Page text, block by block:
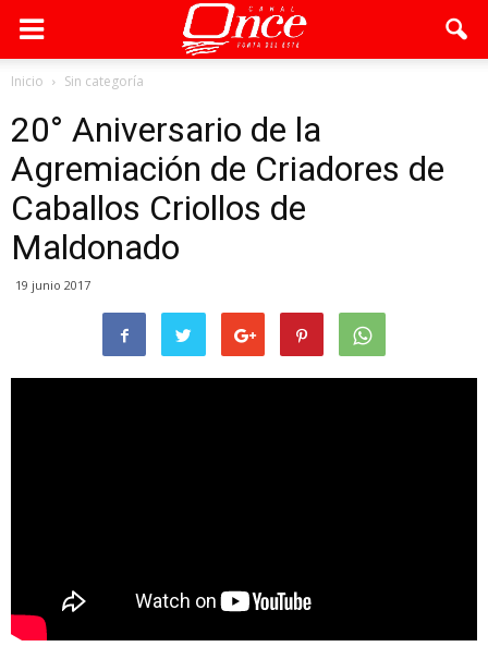
Inicio Sin categoría
20° Aniversario de la
Agremiación de Criadores de
Caballos Criollos de
Maldonado
19 junio 2017